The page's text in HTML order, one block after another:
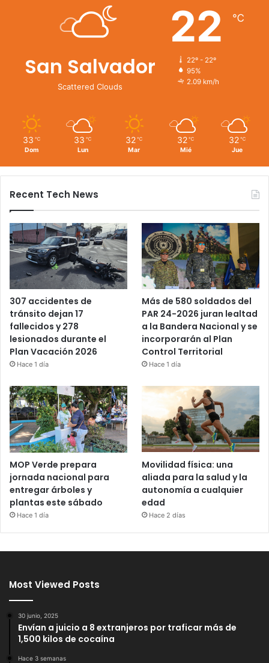
San Salvador
Scattered Clouds
22 ℃
22º - 22º
95%
2.09 km/h
33 ℃
Dom
33 ℃
Lun
32 ℃
Mar
32 ℃
Mié
32 ℃
Jue
Recent Tech News
307 accidentes de
tránsito dejan 17
fallecidos y 278
lesionados durante el
Plan Vacación 2026
Hace 1 día
Más de 580 soldados del
PAR 24-2026 juran lealtad
a la Bandera Nacional y se
incorporarán al Plan
Control Territorial
Hace 1 día
MOP Verde prepara
jornada nacional para
entregar árboles y
plantas este sábado
Hace 1 día
Movilidad física: una
aliada para la salud y la
autonomía a cualquier
edad
Hace 2 días
Most Viewed Posts
30 junio, 2025
Envían a juicio a 8 extranjeros por traficar más de
1,500 kilos de cocaína
Hace 3 semanas